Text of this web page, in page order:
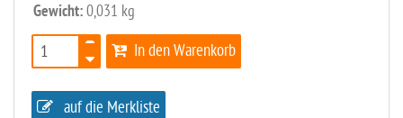
Gewicht: 0,031 kg
In den Warenkorb
auf die Merkliste